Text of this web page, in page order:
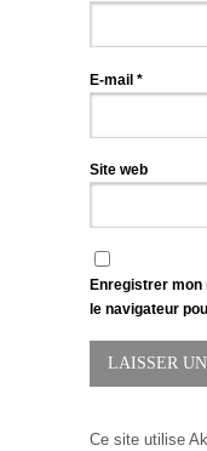
E-mail *
Site web
Enregistrer mon
le navigateur
Ce site utilise